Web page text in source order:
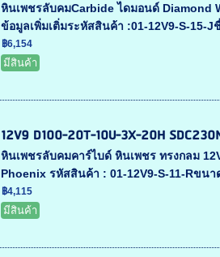
หินเพชรลับคมCarbide ไดมอนด์ Diamond
ข้อมูลเพิ่มเติ่มระหัสสินค้า :01-12V9-S-15-J
฿6,154
มีสินค้า
12V9 D100-20T-10U-3X-20H
หินเพชรลับคมคาร์ไบด์ หินเพชร ทรงกลม
Phoenix รหัสสินค้า : 01-12V9-S-11-Rขนา
฿4,115
มีสินค้า